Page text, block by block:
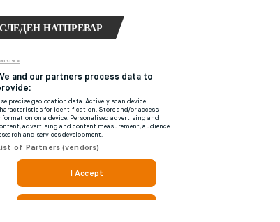
СЛЕДЕН НАТПРЕВАР